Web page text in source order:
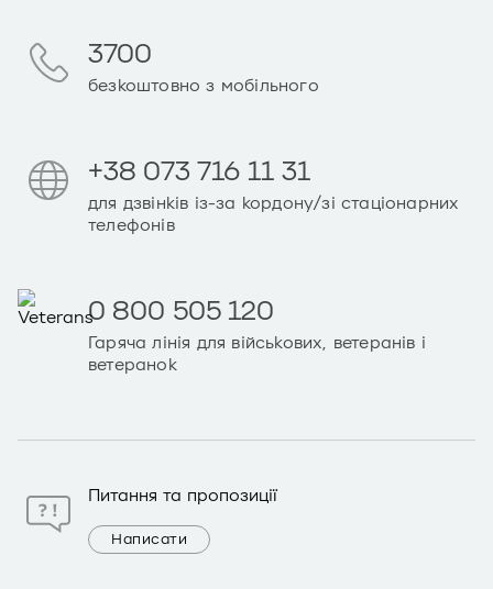
3700
безкоштовно з мобільного
+38 073 716 11 31
для дзвінків із-за кордону/зі стаціонарних
телефонів
0 800 505 120
Гаряча лінія для військових, ветеранів і
ветеранок
Питання та пропозиції
Написати